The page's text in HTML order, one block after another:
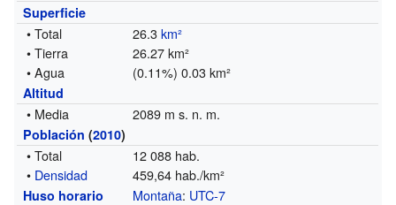
Superficie
• Total 26.3km²
• Tierra
26.27 km²
• Agua
(0.11%) 0.03 km²
Altitud
• Media 2089 m s. n. m.
Población (2010)
• Total
12 088 hab.
• Densidad 459,64 hab./km²
Huso horario Montaña: UTC-7